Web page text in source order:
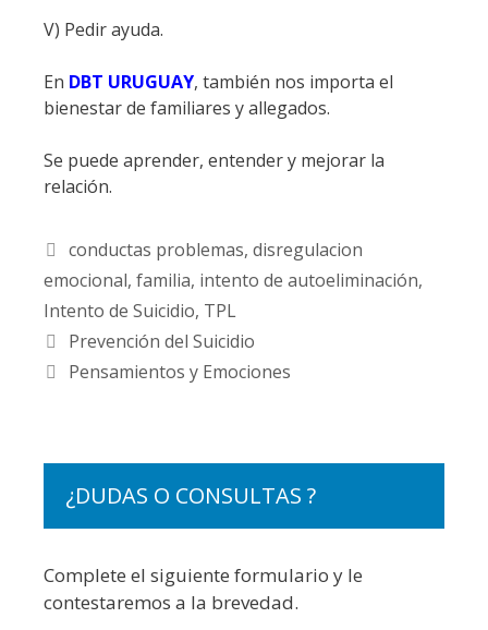
V) Pedir ayuda.
En DBT URUGUAY, también nos importa el
bienestar de familiares y allegados.
Se puede aprender, entender y mejorar la
relación.
Etiquetas
conductas problemas, disregulacion
emocional, familia, intento de autoeliminación,
Intento de Suicidio, TPL
Prevención del Suicidio
Pensamientos y Emociones
¿DUDAS O CONSULTAS ?
Complete el siguiente formulario y le
contestaremos a la brevedad.